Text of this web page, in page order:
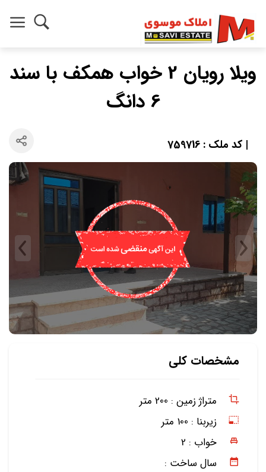
ویلا رویان 2 خواب همکف با سند
6 دانگ
| کد ملک : 759716
مشخصات کلی
متراژ زمین : 200 متر
زیربنا : 100 متر
خواب : 2
سال ساخت :